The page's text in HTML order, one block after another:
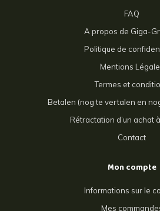
FAQ
A propos de Giga-
Politique de
Mentions
Termes et
Betalen (nog te vertalen en
Rétractation d’un achat
Contact
Mon compte
Informations sur le
Mes